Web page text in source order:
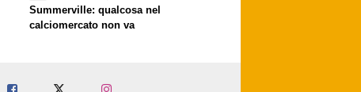
Summerville: qualcosa nel
calciomercato non va